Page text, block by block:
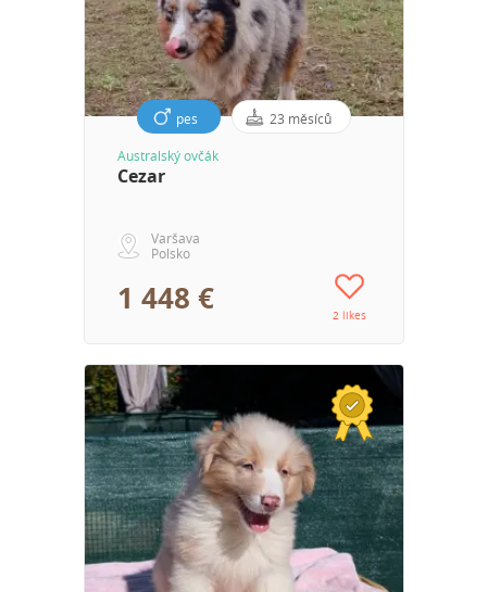
pes 23 měsíců
Australský ovčák
Cezar
Varšava
Polsko
1 448 € 2 likes